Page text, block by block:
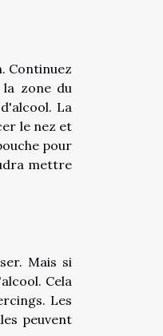
Continuez
zone du
La
le nez et
pour
mettre
Mais si
Cela
Les
peuvent